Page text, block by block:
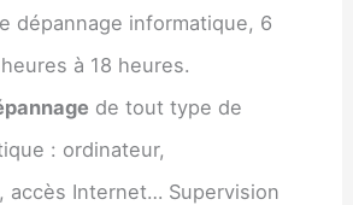
dépannage informatique, 6
à 18 heures.
de tout type de
: ordinateur,
, accès Internet… Supervision